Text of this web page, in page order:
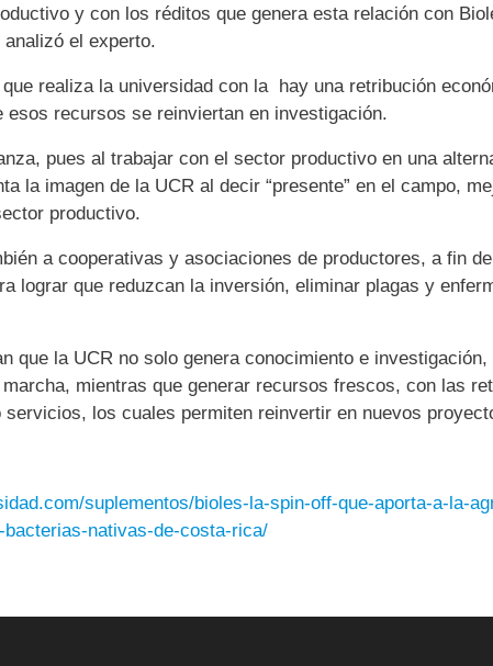
y con los réditos que genera esta relación con
el experto.
realiza la universidad con la hay una retribución
esos recursos se reinviertan en investigación.
pues al trabajar con el sector productivo en una
la imagen de la UCR al decir “presente” en el campo,
productivo.
a cooperativas y asociaciones de productores, a fin
lograr que reduzcan la inversión, eliminar plagas y
que la UCR no solo genera conocimiento e
mientras que generar recursos frescos, con las
los cuales permiten reinvertir en nuevos
suplementos/bioles-la-spin-off-que-aporta-a-la-
nativas-de-costa-rica/